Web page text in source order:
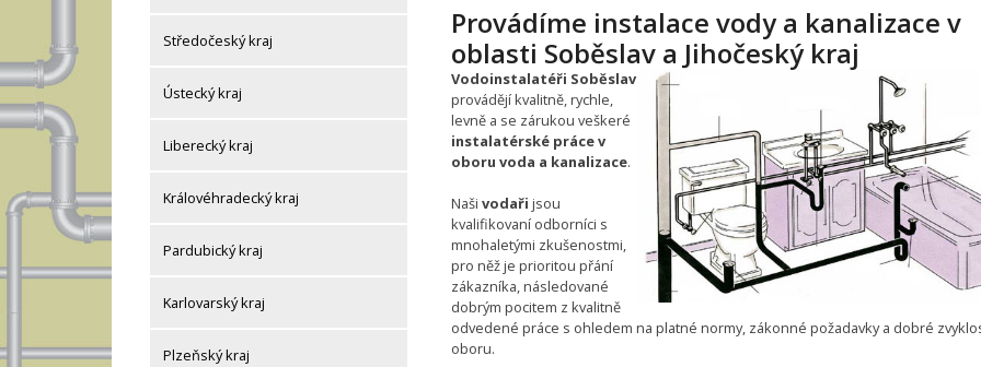
Středočeský kraj
Ústecký kraj
Liberecký kraj
Královéhradecký kraj
Pardubický kraj
Karlovarský kraj
Plzeňský kraj
Provádíme instalace vody a kanalizace v
oblasti Soběslav a Jihočeský kraj
Vodoinstalatéři Soběslav
provádějí kvalitně, rychle,
levně a se zárukou veškeré
instalatérské práce v
oboru voda a kanalizace.
Naši vodaři jsou
kvalifikovaní odborníci s
mnohaletými zkušenostmi,
pro něž je prioritou přání
zákazníka, následované
dobrým pocitem z kvalitně
odvedené práce s ohledem na platné normy, zákonné požadavky a dobré
oboru.